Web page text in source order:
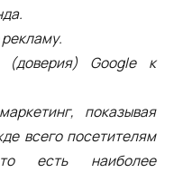
(доверия) Google к
показывая
всего посетителям
есть наиболее